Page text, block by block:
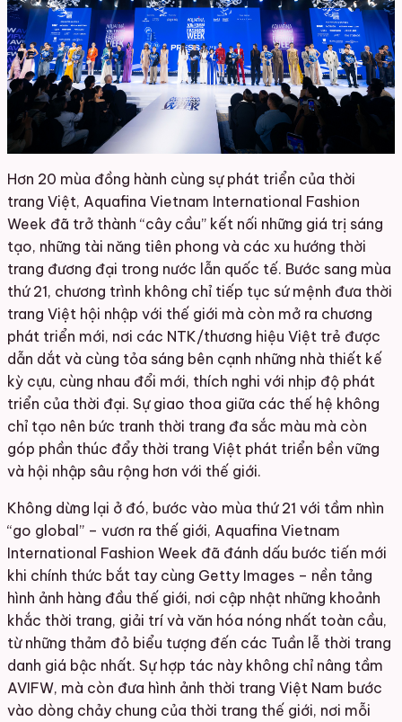
Hơn 20 mùa đồng hành cùng sự phát triển của thời
trang Việt, Aquafina Vietnam International Fashion
Week đã trở thành “cây cầu” kết nối những giá trị sáng
tạo, những tài năng tiên phong và các xu hướng thời
trang đương đại trong nước lẫn quốc tế. Bước sang mùa
thứ 21, chương trình không chỉ tiếp tục sứ mệnh đưa thời
trang Việt hội nhập với thế giới mà còn mở ra chương
phát triển mới, nơi các NTK/thương hiệu Việt trẻ được
dẫn dắt và cùng tỏa sáng bên cạnh những nhà thiết kế
kỳ cựu, cùng nhau đổi mới, thích nghi với nhịp độ phát
triển của thời đại. Sự giao thoa giữa các thế hệ không
chỉ tạo nên bức tranh thời trang đa sắc màu mà còn
góp phần thúc đẩy thời trang Việt phát triển bền vững
và hội nhập sâu rộng hơn với thế giới.
Không dừng lại ở đó, bước vào mùa thứ 21 với tầm nhìn
“go global” – vươn ra thế giới, Aquafina Vietnam
International Fashion Week đã đánh dấu bước tiến mới
khi chính thức bắt tay cùng Getty Images – nền tảng
hình ảnh hàng đầu thế giới, nơi cập nhật những khoảnh
khắc thời trang, giải trí và văn hóa nóng nhất toàn cầu,
từ những thảm đỏ biểu tượng đến các Tuần lễ thời trang
danh giá bậc nhất. Sự hợp tác này không chỉ nâng tầm
AVIFW, mà còn đưa hình ảnh thời trang Việt Nam bước
vào dòng chảy chung của thời trang thế giới, nơi mỗi